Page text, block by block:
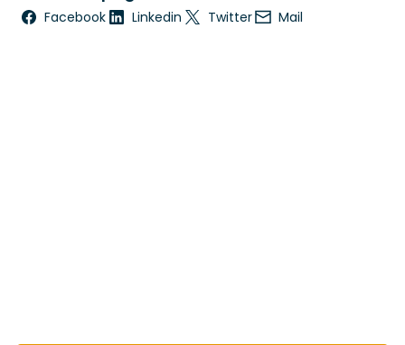
Facebook Linkedin Twitter Mail